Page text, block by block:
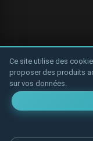
Ce site utilise des
proposer des produits
sur vos données.